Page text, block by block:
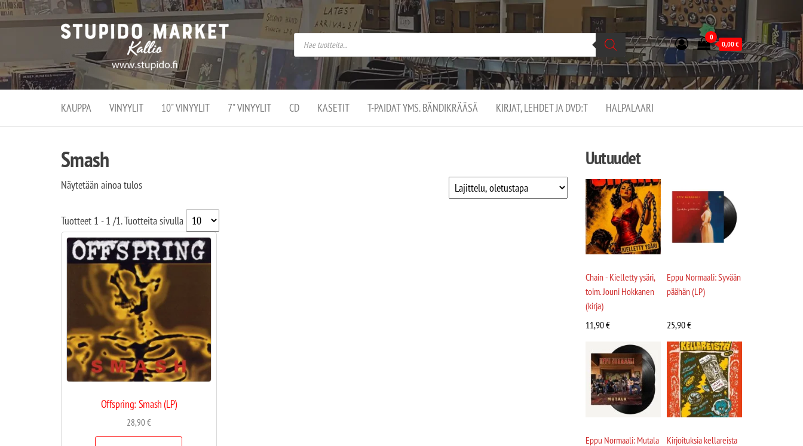
Stupido
Market –
verkossa
ja
kivijalassa
Stupido Market on
vaihtoehtomusaan
erikoistunut
verkko- sekä
kivijalkakauppa
Helsingissä
Kallion
0
0,00€
KAUPPA VINYYLIT 10" VINYYLIT 7" VINYYLIT CD KASETIT T-PAIDAT YMS. BÄNDIKRÄÄSÄ KIRJAT, LEHDET JA DVD:T HALPALAARI
Smash
Näytetään ainoa tulos
Tuotteet 1 - 1 /1. Tuotteita sivulla
Offspring: Smash (LP)
28,90€
Uutuudet
Chain - Kielletty ysäri,
toim. Jouni Hokkanen
(kirja)
11,90€
Eppu Normaali: Syvään
päähän (LP)
25,90€
Eppu Normaali: Mutala
Kirjoituksia kellareista